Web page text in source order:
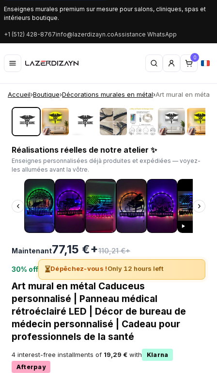
Enseignes murales premium sur mesure pour salons, cliniques, spas et
intérieurs boutique.
+1 (512) 428-8767info@lazerdizayn.coAssistance WhatsApp
0
Accueil›Boutique›Décorations murales en métal›Art mural en métal
‹ ›
Réalisations réelles de notre atelier ✨
Enseignes personnalisées déjà produites et expédiées — voyez-
les allumées avant la vôtre.
‹ ›
Maintenant77,15 €+110,21 €+
30% off ⏳Dépêchez-vous !Only 12 hours left
Art mural en métal Caduceus
personnalisé | Panneau médical
rétroéclairé LED | Décor de bureau de
médecin personnalisé | Cadeau pour
professionnels de la santé
4 interest-free installments of 19,29 € with
Klarna
Afterpay